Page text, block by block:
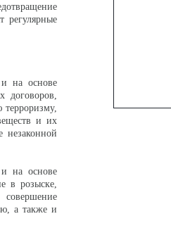
регулярные
и на основе
договоров,
терроризму,
и их
незаконной
и на основе
в розыске,
а также и